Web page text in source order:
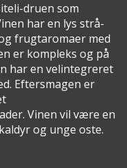
druen som
har en lys strå-
frugtaromaer med
er kompleks og på
har en velintegreret
Eftersmagen er
Vinen vil være en
og unge oste.